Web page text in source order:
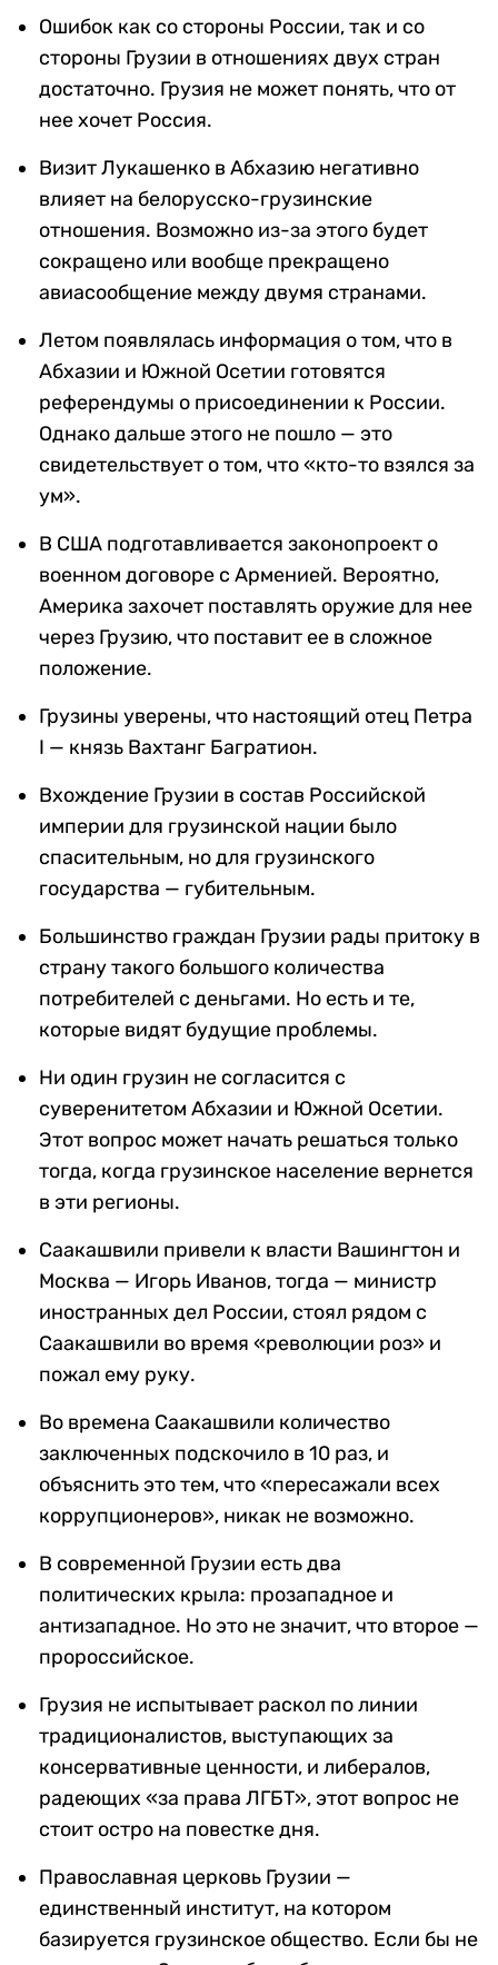
Ошибок как со стороны России, так и со
стороны Грузии в отношениях двух стран
достаточно. Грузия не может понять, что от
нее хочет Россия.
Визит Лукашенко в Абхазию негативно
влияет на белорусско-грузинские
отношения. Возможно из-за этого будет
сокращено или вообще прекращено
авиасообщение между двумя странами.
Летом появлялась информация о том, что в
Абхазии и Южной Осетии готовятся
референдумы о присоединении к России.
Однако дальше этого не пошло — это
свидетельствует о том, что «кто-то взялся за
ум».
В США подготавливается законопроект о
военном договоре с Арменией. Вероятно,
Америка захочет поставлять оружие для нее
через Грузию, что поставит ее в сложное
положение.
Грузины уверены, что настоящий отец Петра
I — князь Вахтанг Багратион.
Вхождение Грузии в состав Российской
империи для грузинской нации было
спасительным, но для грузинского
государства — губительным.
Большинство граждан Грузии рады притоку в
страну такого большого количества
потребителей с деньгами. Но есть и те,
которые видят будущие проблемы.
Ни один грузин не согласится с
суверенитетом Абхазии и Южной Осетии.
Этот вопрос может начать решаться только
тогда, когда грузинское население вернется
в эти регионы.
Саакашвили привели к власти Вашингтон и
Москва — Игорь Иванов, тогда — министр
иностранных дел России, стоял рядом с
Саакашвили во время «революции роз» и
пожал ему руку.
Во времена Саакашвили количество
заключенных подскочило в 10 раз, и
объяснить это тем, что «пересажали всех
коррупционеров», никак не возможно.
В современной Грузии есть два
политических крыла: прозападное и
антизападное. Но это не значит, что второе —
пророссийское.
Грузия не испытывает раскол по линии
традиционалистов, выступающих за
консервативные ценности, и либералов,
радеющих «за права ЛГБТ», этот вопрос не
стоит остро на повестке дня.
Православная церковь Грузии —
единственный институт, на котором
базируется грузинское общество. Если бы не